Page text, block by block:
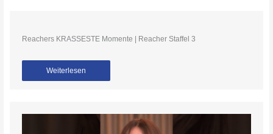
Reachers KRASSESTE Momente | Reacher Staffel 3
Weiterlesen